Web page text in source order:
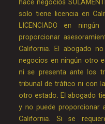
hace negocios
solo tiene licencia en
LICENCIADO en
proporcionar
California. El abogado
negocios en ningún otro
ni se presenta ante los
tribunal de tráfico ni con
otro estado. El abogado
y no puede proporcionar
California. Si se